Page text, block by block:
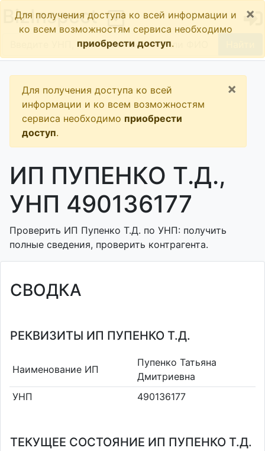
BizInspect
Для получения доступа ко всей информации и
ко всем возможностям сервиса необходимо
приобрести доступ.
×
Для получения доступа ко всей
информации и ко всем возможностям
сервиса необходимо приобрести
доступ.
×
ИП ПУПЕНКО Т.Д.,
УНП 490136177
Проверить ИП Пупенко Т.Д. по УНП: получить
полные сведения, проверить контрагента.
СВОДКА
РЕКВИЗИТЫ ИП ПУПЕНКО Т.Д.
Наименование ИП
Пупенко Татьяна
Дмитриевна
УНП
490136177
ТЕКУЩЕЕ СОСТОЯНИЕ ИП ПУПЕНКО Т.Д.